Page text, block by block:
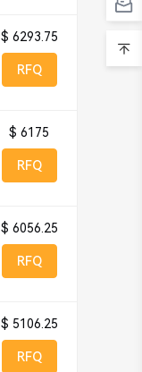
$ 6293.75
RFQ
$ 6175
RFQ
$ 6056.25
RFQ
$ 5106.25
RFQ